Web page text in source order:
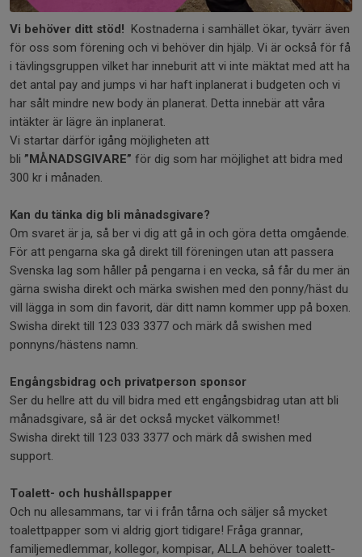
Vi behöver ditt stöd! Kostnaderna i samhället ökar, tyvärr även
för oss som förening och vi behöver din hjälp. Vi är också för få
i tävlingsgruppen vilket har inneburit att vi inte mäktat med att ha
det antal pay and jumps vi har haft inplanerat i budgeten och vi
har sålt mindre new body än planerat. Detta innebär att våra
intäkter är lägre än inplanerat.
Vi startar därför igång möjligheten att
bli ”MÅNADSGIVARE” för dig som har möjlighet att bidra med
300 kr i månaden.
Kan du tänka dig bli månadsgivare?
Om svaret är ja, så ber vi dig att gå in och göra detta omgående.
För att pengarna ska gå direkt till föreningen utan att passera
Svenska lag som håller på pengarna i en vecka, så får du mer än
gärna swisha direkt och märka swishen med den ponny/häst du
vill lägga in som din favorit, där ditt namn kommer upp på boxen.
Swisha direkt till 123 033 3377 och märk då swishen med
ponnyns/hästens namn.
Engångsbidrag och privatperson sponsor
Ser du hellre att du vill bidra med ett engångsbidrag utan att bli
månadsgivare, så är det också mycket välkommet!
Swisha direkt till 123 033 3377 och märk då swishen med
support.
Toalett- och hushållspapper
Och nu allesammans, tar vi i från tårna och säljer så mycket
toalettpapper som vi aldrig gjort tidigare! Fråga grannar,
familjemedlemmar, kollegor, kompisar, ALLA behöver toalett-